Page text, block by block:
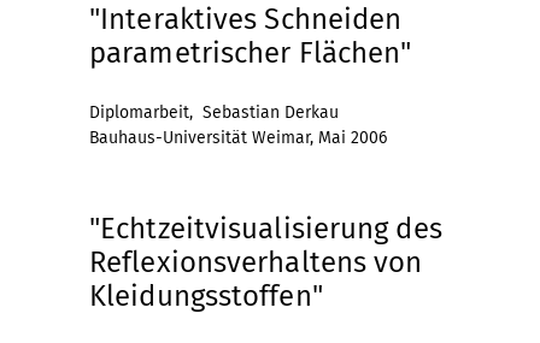
"Interaktives Schneiden
parametrischer Flächen"
Diplomarbeit, Sebastian Derkau
Bauhaus-Universität Weimar, Mai 2006
"Echtzeitvisualisierung des
Reflexionsverhaltens von
Kleidungsstoffen"